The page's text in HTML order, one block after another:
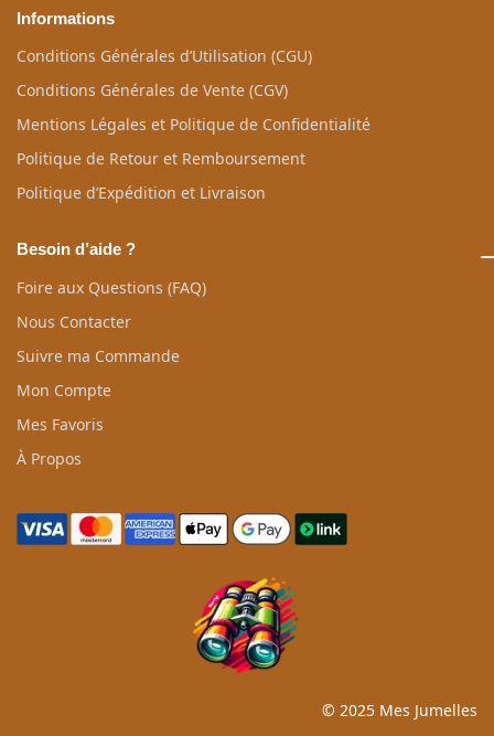
Informations
Conditions Générales d’Utilisation (CGU)
Conditions Générales de Vente (CGV)
Mentions Légales et Politique de Confidentialité
Politique de Retour et Remboursement
Politique d’Expédition et Livraison
Besoin d’aide ?
Foire aux Questions (FAQ)
Nous Contacter
Suivre ma Commande
Mon Compte
Mes Favoris
À Propos
© 2025 Mes Jumelles